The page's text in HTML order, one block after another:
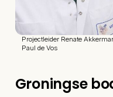
Projectleider Renate
Paul de Vos
Groningse